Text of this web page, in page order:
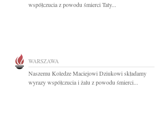
współczucia z powodu śmierci Taty...
WARSZAWA
Naszemu Koledze Maciejowi Dziukowi składamy
wyrazy współczucia i żalu z powodu śmierci...